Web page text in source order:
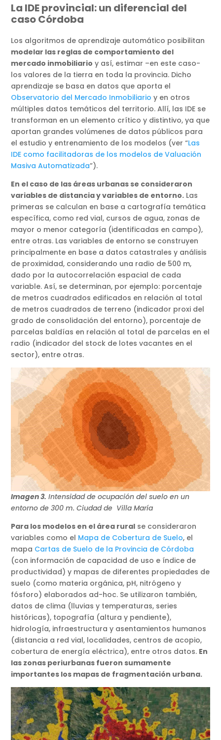
La IDE provincial: un diferencial del
caso Córdoba
Los algoritmos de aprendizaje automático posibilitan
modelar las reglas de comportamiento del
mercado inmobiliario y así, estimar –en este caso-
los valores de la tierra en toda la provincia. Dicho
aprendizaje se basa en datos que aporta el
Observatorio del Mercado Inmobiliario y en otros
múltiples datos temáticos del territorio. Allí, las IDE se
transforman en un elemento crítico y distintivo, ya que
aportan grandes volúmenes de datos públicos para
el estudio y entrenamiento de los modelos (ver “Las
IDE como facilitadoras de los modelos de Valuación
Masiva Automatizada”).
En el caso de las áreas urbanas se consideraron
variables de distancia y variables de entorno. Las
primeras se calculan en base a cartografía temática
específica, como red vial, cursos de agua, zonas de
mayor o menor categoría (identificadas en campo),
entre otras. Las variables de entorno se construyen
principalmente en base a datos catastrales y análisis
de proximidad, considerando una radio de 500 m,
dado por la autocorrelación espacial de cada
variable. Así, se determinan, por ejemplo: porcentaje
de metros cuadrados edificados en relación al total
de metros cuadrados de terreno (indicador proxi del
grado de consolidación del entorno), porcentaje de
parcelas baldías en relación al total de parcelas en el
radio (indicador del stock de lotes vacantes en el
sector), entre otras.
Imagen 3. Intensidad de ocupación del suelo en un
entorno de 300 m. Ciudad de Villa María
Para los modelos en el área rural se consideraron
variables como el Mapa de Cobertura de Suelo, el
mapa Cartas de Suelo de la Provincia de Córdoba
(con información de capacidad de uso e índice de
productividad) y mapas de diferentes propiedades de
suelo (como materia orgánica, pH, nitrógeno y
fósforo) elaborados ad-hoc. Se utilizaron también,
datos de clima (lluvias y temperaturas, series
históricas), topografía (altura y pendiente),
hidrología, infraestructura y asentamientos humanos
(distancia a red vial, localidades, centros de acopio,
cobertura de energía eléctrica), entre otros datos. En
las zonas periurbanas fueron sumamente
importantes los mapas de fragmentación urbana.